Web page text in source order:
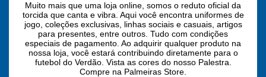
Muito mais que uma loja online, somos o reduto oficial da
torcida que canta e vibra. Aqui você encontra uniformes de
jogo, coleções exclusivas, linhas sociais e casuais, artigos
para presentes, entre outros. Tudo com condições
especiais de pagamento. Ao adquirir qualquer produto na
nossa loja, você estará contribuindo diretamente para o
futebol do Verdão. Vista as cores do nosso Palestra.
Compre na Palmeiras Store.